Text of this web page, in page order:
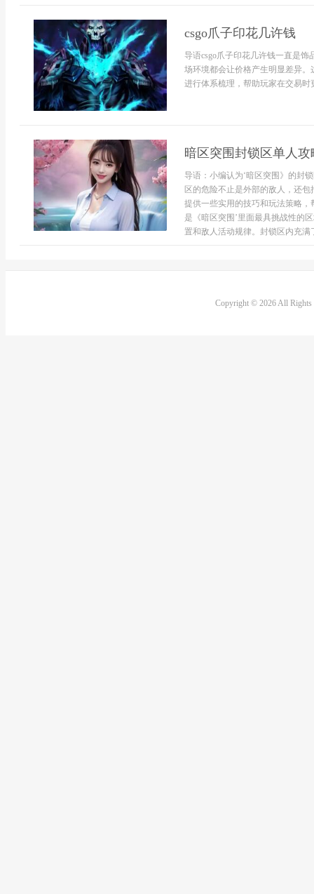
csgo爪子印花几许钱
导语csgo爪子印花几许钱一直是
场环境都会让价格产生明显差异
进行体系梳理，帮助玩家在交易时
暗区突围封锁区单人攻
导语：小编认为‘暗区突围》的封
区的危险不止是外部的敌人，还
提供一些实用的技巧和玩法策略
是《暗区突围’里面最具挑战性的
置和敌人活动规律。封锁区内充满
Copyright © 2026 All